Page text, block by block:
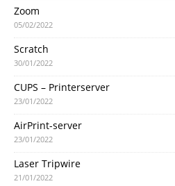
Zoom
05/02/2022
Scratch
30/01/2022
CUPS – Printerserver
23/01/2022
AirPrint-server
23/01/2022
Laser Tripwire
21/01/2022